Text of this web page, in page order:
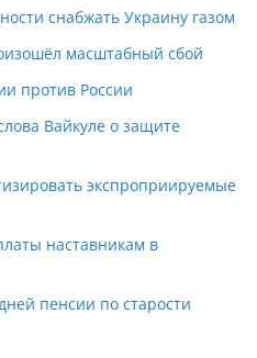
снабжать Украину газом
масштабный сбой
против России
Вайкуле о защите
экспроприируемые
наставникам в
пенсии по старости